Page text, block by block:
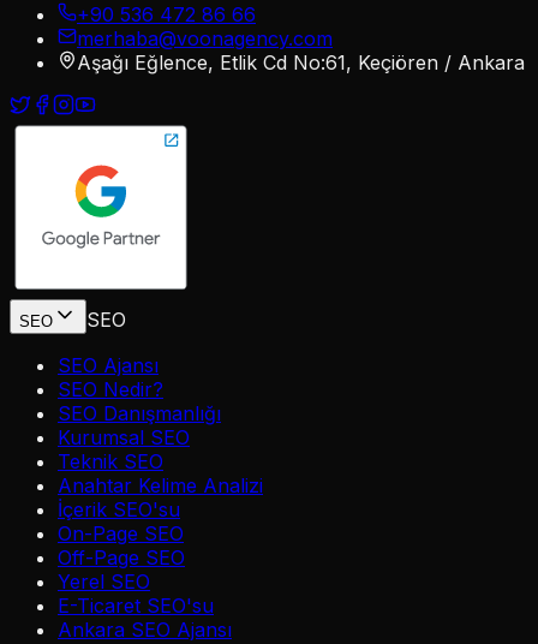
+90 536 472 86 66
merhaba@voonagency.com
Aşağı Eğlence, Etlik Cd No:61, Keçiören / Ankara
SEO
SEO
SEO Ajansı
SEO Nedir?
SEO Danışmanlığı
Kurumsal SEO
Teknik SEO
Anahtar Kelime Analizi
İçerik SEO'su
On-Page SEO
Off-Page SEO
Yerel SEO
E-Ticaret SEO'su
Ankara SEO Ajansı